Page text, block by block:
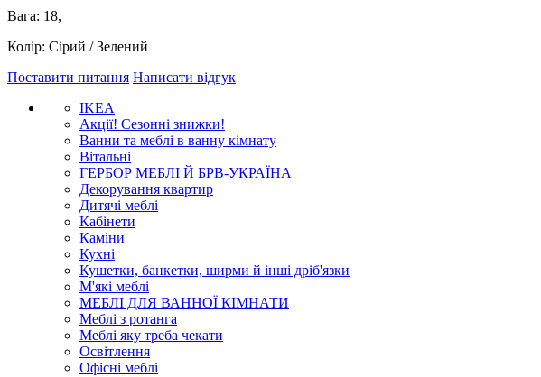
Вага: 18,
Колір: Сірий / Зелений
Поставити питання Написати відгук
IKEA
Акції! Сезонні знижки!
Ванни та меблі в ванну кімнату
Вітальні
ГЕРБОР МЕБЛІ Й БРВ-УКРАЇНА
Декорування квартир
Дитячі меблі
Кабінети
Каміни
Кухні
Кушетки, банкетки, ширми й інші дріб'язки
М'які меблі
МЕБЛІ ДЛЯ ВАННОЇ КІМНАТИ
Меблі з ротанга
Меблі яку треба чекати
Освітлення
Офісні меблі